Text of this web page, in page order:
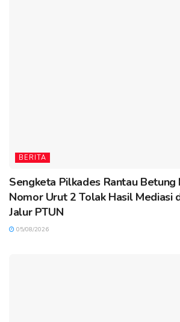
BERITA
Sengketa Pilkades Rantau Betung
Nomor Urut 2 Tolak Hasil Mediasi
Jalur PTUN
05/08/2026